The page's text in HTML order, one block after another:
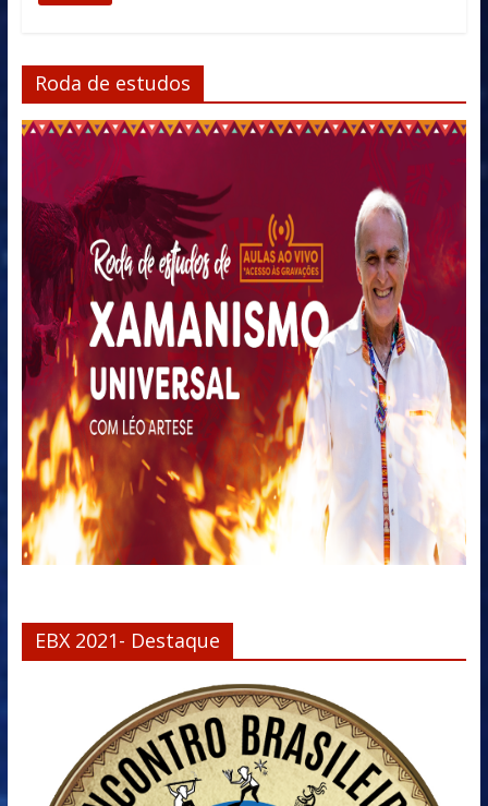
Roda de estudos
EBX 2021- Destaque